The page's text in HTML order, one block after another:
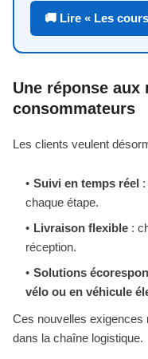
🚚 Lire « Les
Une réponse
consommateurs
Les clients veulent
Suivi en temps réel
chaque étape.
Livraison flexible :
réception.
Solutions
vélo ou en véhicule
Ces nouvelles exigences
dans la chaîne logistique.